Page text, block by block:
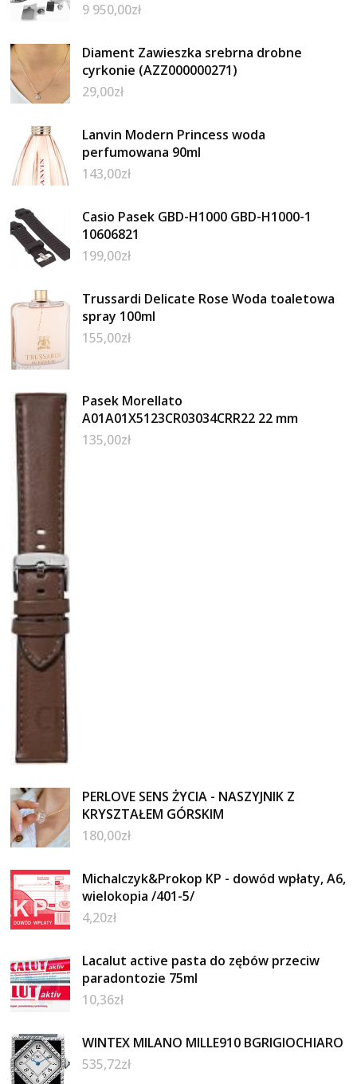
9 950,00zł
Diament Zawieszka srebrna drobne
cyrkonie (AZZ000000271)
29,00zł
Lanvin Modern Princess woda
perfumowana 90ml
143,00zł
Casio Pasek GBD-H1000 GBD-H1000-1
10606821
199,00zł
Trussardi Delicate Rose Woda toaletowa
spray 100ml
155,00zł
Pasek Morellato
A01A01X5123CR03034CRR22 22 mm
135,00zł
PERLOVE SENS ŻYCIA - NASZYJNIK Z
KRYSZTAŁEM GÓRSKIM
180,00zł
Michalczyk&Prokop KP - dowód wpłaty, A6,
wielokopia /401-5/
4,20zł
Lacalut active pasta do zębów przeciw
paradontozie 75ml
10,36zł
WINTEX MILANO MILLE910 BGRIGIOCHIARO
535,72zł